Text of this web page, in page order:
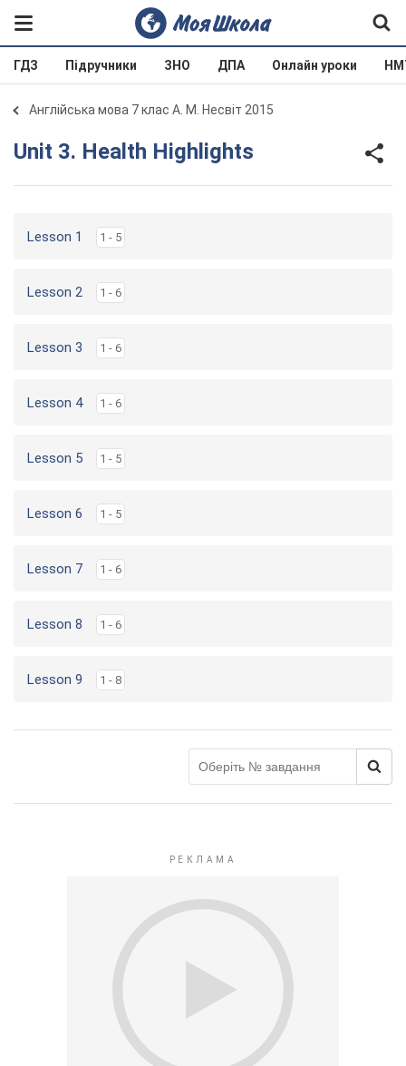
ГДЗ Підручники ЗНО ДПА Онлайн уроки
Англійська мова 7 клас А. М. Несвіт 2015
Unit 3. Health Highlights
Lesson 1 1 - 5
Lesson 2 1 - 6
Lesson 3 1 - 6
Lesson 4 1 - 6
Lesson 5 1 - 5
Lesson 6 1 - 5
Lesson 7 1 - 6
Lesson 8 1 - 6
Lesson 9 1 - 8